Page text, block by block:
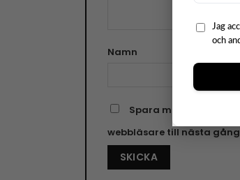
Jag
och
Namn
Spara mitt namn, min
webbläsare till nästa